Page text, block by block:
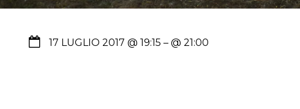
17 LUGLIO 2017 @ 19:15– @ 21:00